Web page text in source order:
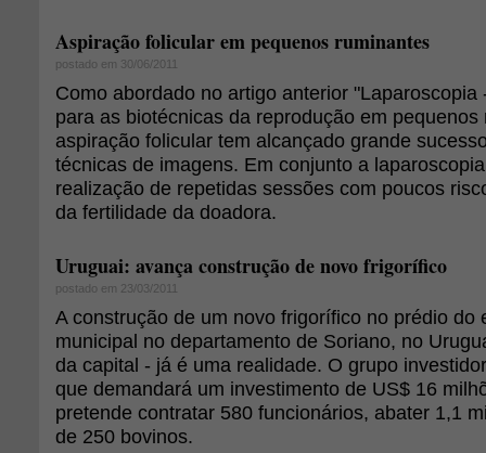
Aspiração folicular em pequenos ruminantes
postado em 30/06/2011
Como abordado no artigo anterior "Laparoscopia
para as biotécnicas da reprodução em pequenos
aspiração folicular tem alcançado grande
técnicas de imagens. Em conjunto a
realização de repetidas sessões com poucos
da fertilidade da doadora.
Uruguai: avança construção de novo frigorífico
postado em 23/03/2011
A construção de um novo frigorífico no prédio do
municipal no departamento de Soriano, no
da capital - já é uma realidade. O grupo
que demandará um investimento de US$ 16
pretende contratar 580 funcionários, abater 1,1
de 250 bovinos.